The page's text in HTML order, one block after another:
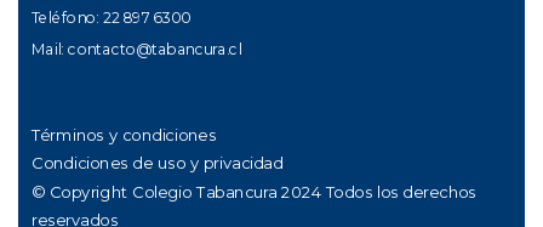
Teléfono: 22 897 6300
Mail:contacto@tabancura.cl
Términos y condiciones
Condiciones de uso y privacidad
© Copyright Colegio Tabancura 2024 Todos los derechos
reservados